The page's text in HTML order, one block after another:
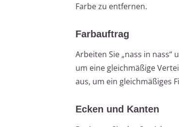
Farbe zu entfernen.
Farbauftrag
Arbeiten Sie „nass in
um eine gleichmäßige
aus, um ein gleichmäßiges
Ecken und Kanten